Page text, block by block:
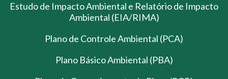
Estudo de Impacto Ambiental e Relatório de Impacto
Ambiental (EIA/RIMA)
Plano de Controle Ambiental (PCA)
Plano Básico Ambiental (PBA)